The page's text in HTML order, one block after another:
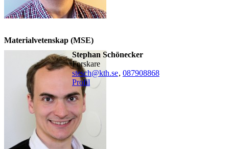
Materialvetenskap (MSE)
Stephan Schönecker
forskare
stesch@kth.se, 087908868
Profil